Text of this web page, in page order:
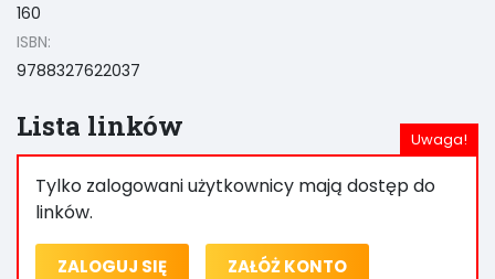
160
ISBN:
9788327622037
Lista linków
Tylko zalogowani użytkownicy mają dostęp do
linków.
ZALOGUJ SIĘ ZAŁÓŻ KONTO